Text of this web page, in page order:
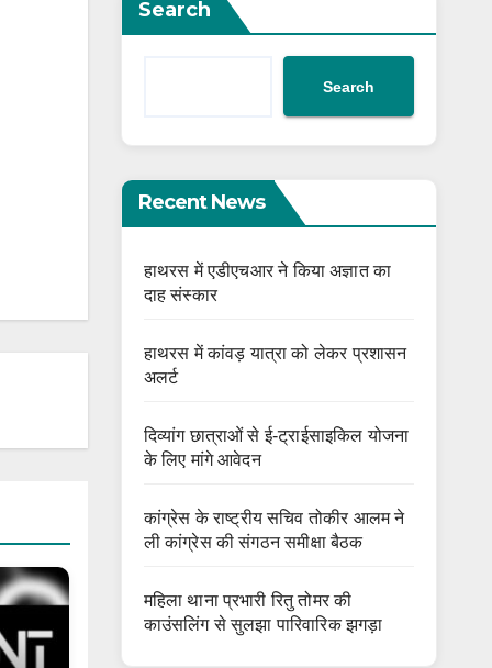
Search
Search
Recent News
हाथरस में एडीएचआर ने किया अज्ञात का
दाह संस्कार
हाथरस में कांवड़ यात्रा को लेकर प्रशासन
अलर्ट
दिव्यांग छात्राओं से ई-ट्राईसाइकिल योजना
के लिए मांगे आवेदन
कांग्रेस के राष्ट्रीय सचिव तोकीर आलम ने
ली कांग्रेस की संगठन समीक्षा बैठक
महिला थाना प्रभारी रितु तोमर की
काउंसलिंग से सुलझा पारिवारिक झगड़ा